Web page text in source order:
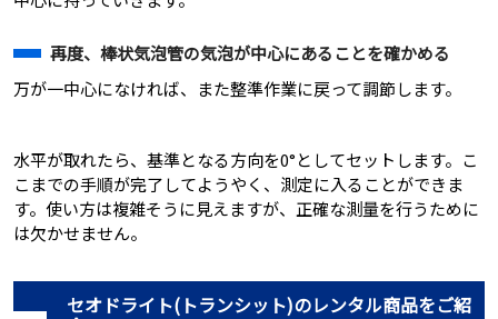
再度、棒状気泡管の気泡が中心にあることを確かめる
万が一中心になければ、また整準作業に戻って調節します。
水平が取れたら、基準となる方向を0°としてセットします。こ
こまでの手順が完了してようやく、測定に入ることができま
す。使い方は複雑そうに見えますが、正確な測量を行うために
は欠かせません。
セオドライト(トランシット)のレンタル商品をご紹